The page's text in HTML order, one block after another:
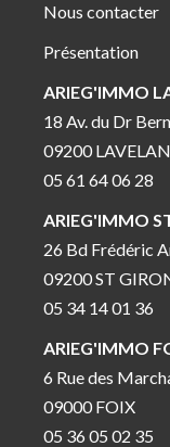
Nous contacter
Présentation
ARIEG'IMMO
18 Av. du Dr
09200
05 61 64 06 28
ARIEG'IMMO
26 Bd Frédéric
09200 ST
05 34 14 01 36
ARIEG'IMMO
6 Rue des
09000 FOIX
05 36 05 02 35